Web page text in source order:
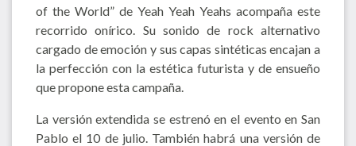
of the World” de Yeah Yeah Yeahs acompaña este
recorrido onírico. Su sonido de rock alternativo
cargado de emoción y sus capas sintéticas encajan a
la perfección con la estética futurista y de ensueño
que propone esta campaña.
La versión extendida se estrenó en el evento en San
Pablo el 10 de julio. También habrá una versión de